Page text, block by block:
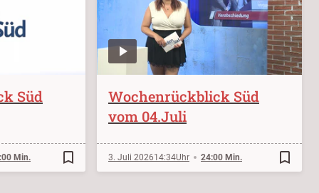
Süd
Min. bookmark_border
Wochenrückblick Süd
vom 04.Juli
3. Juli 202614:34 24:00 Min. bookmark_border